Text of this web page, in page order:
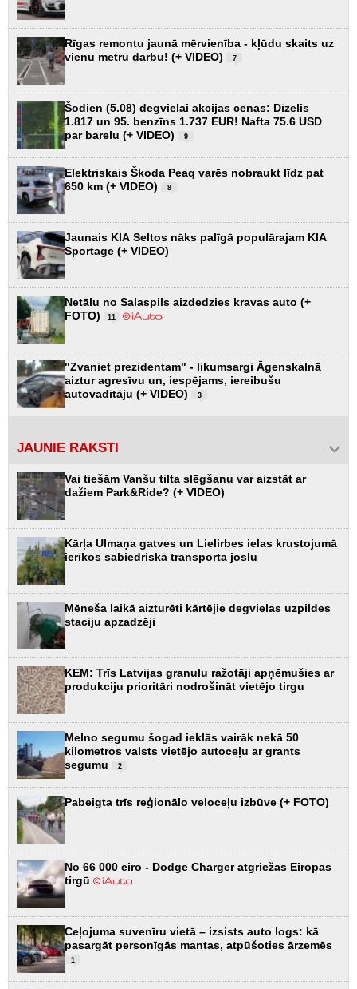
Rīgas remontu jaunā mērvienība - kļūdu skaits uz
vienu metru darbu! (+ VIDEO)
7
Šodien (5.08) degvielai akcijas cenas: Dīzelis
1.817 un 95. benzīns 1.737 EUR! Nafta 75.6 USD
par barelu (+ VIDEO)
9
Elektriskais Škoda Peaq varēs nobraukt līdz pat
650 km (+ VIDEO)
8
Jaunais KIA Seltos nāks palīgā populārajam KIA
Sportage (+ VIDEO)
Netālu no Salaspils aizdedzies kravas auto (+
FOTO)
11
"Zvaniet prezidentam" - likumsargi Āgenskalnā
aiztur agresīvu un, iespējams, iereibušu
autovadītāju (+ VIDEO)
3
JAUNIE RAKSTI
Vai tiešām Vanšu tilta slēgšanu var aizstāt ar
dažiem Park&Ride? (+ VIDEO)
Kārļa Ulmaņa gatves un Lielirbes ielas krustojumā
ierīkos sabiedriskā transporta joslu
Mēneša laikā aizturēti kārtējie degvielas uzpildes
staciju apzadzēji
KEM: Trīs Latvijas granulu ražotāji apņēmušies ar
produkciju prioritāri nodrošināt vietējo tirgu
Melno segumu šogad ieklās vairāk nekā 50
kilometros valsts vietējo autoceļu ar grants
segumu
2
Pabeigta trīs reģionālo veloceļu izbūve (+ FOTO)
No 66 000 eiro - Dodge Charger atgriežas Eiropas
tirgū
Ceļojuma suvenīru vietā – izsists auto logs: kā
pasargāt personīgās mantas, atpūšoties ārzemēs
1